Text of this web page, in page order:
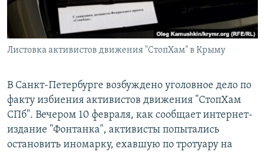
Листовка активистов движения "СтопХам" в Крыму
В Санкт-Петербурге возбуждено уголовное дело по
факту избиения активистов движения "СтопХам
СПб". Вечером 10 февраля, как сообщает интернет-
издание "Фонтанка", активисты попытались
остановить иномарку, ехавшую по тротуару на